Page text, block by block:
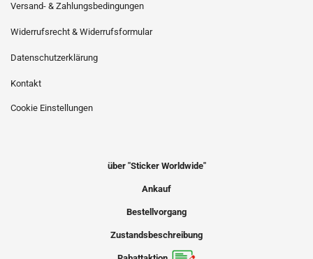
Versand- & Zahlungsbedingungen
Widerrufsrecht & Widerrufsformular
Datenschutzerklärung
Kontakt
Cookie Einstellungen
über "Sticker Worldwide"
Ankauf
Bestellvorgang
Zustandsbeschreibung